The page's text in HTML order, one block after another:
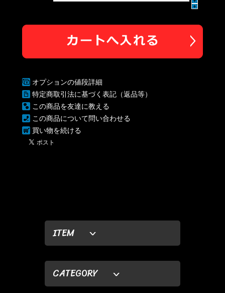
ITEM
CATEGORY
オプションの値段詳細
特定商取引法に基づく表記（返品等）
この商品を友達に教える
この商品について問い合わせる
買い物を続ける